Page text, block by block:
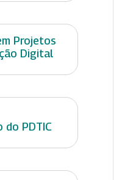
Projetos
Digital
PDTIC